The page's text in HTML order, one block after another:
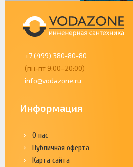
+7 (499) 380-80-80
(пн-пт 9:00–20:00)
info@vodazone.ru
Информация
О нас
Публичная оферта
Карта сайта